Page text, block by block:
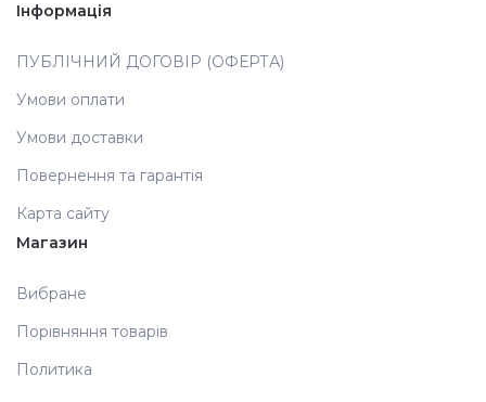
Інформація
ПУБЛІЧНИЙ ДОГОВІР (ОФЕРТА)
Умови оплати
Умови доставки
Повернення та гарантія
Карта сайту
Магазин
Вибране
Порівняння товарів
Политика